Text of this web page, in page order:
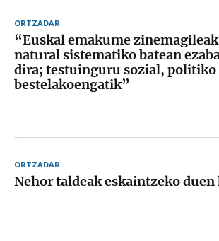
ORTZADAR
“Euskal emakume
natural sistematiko batean
dira; testuinguru sozial, politiko
bestelakoengatik”
ORTZADAR
Nehor taldeak eskaintzeko